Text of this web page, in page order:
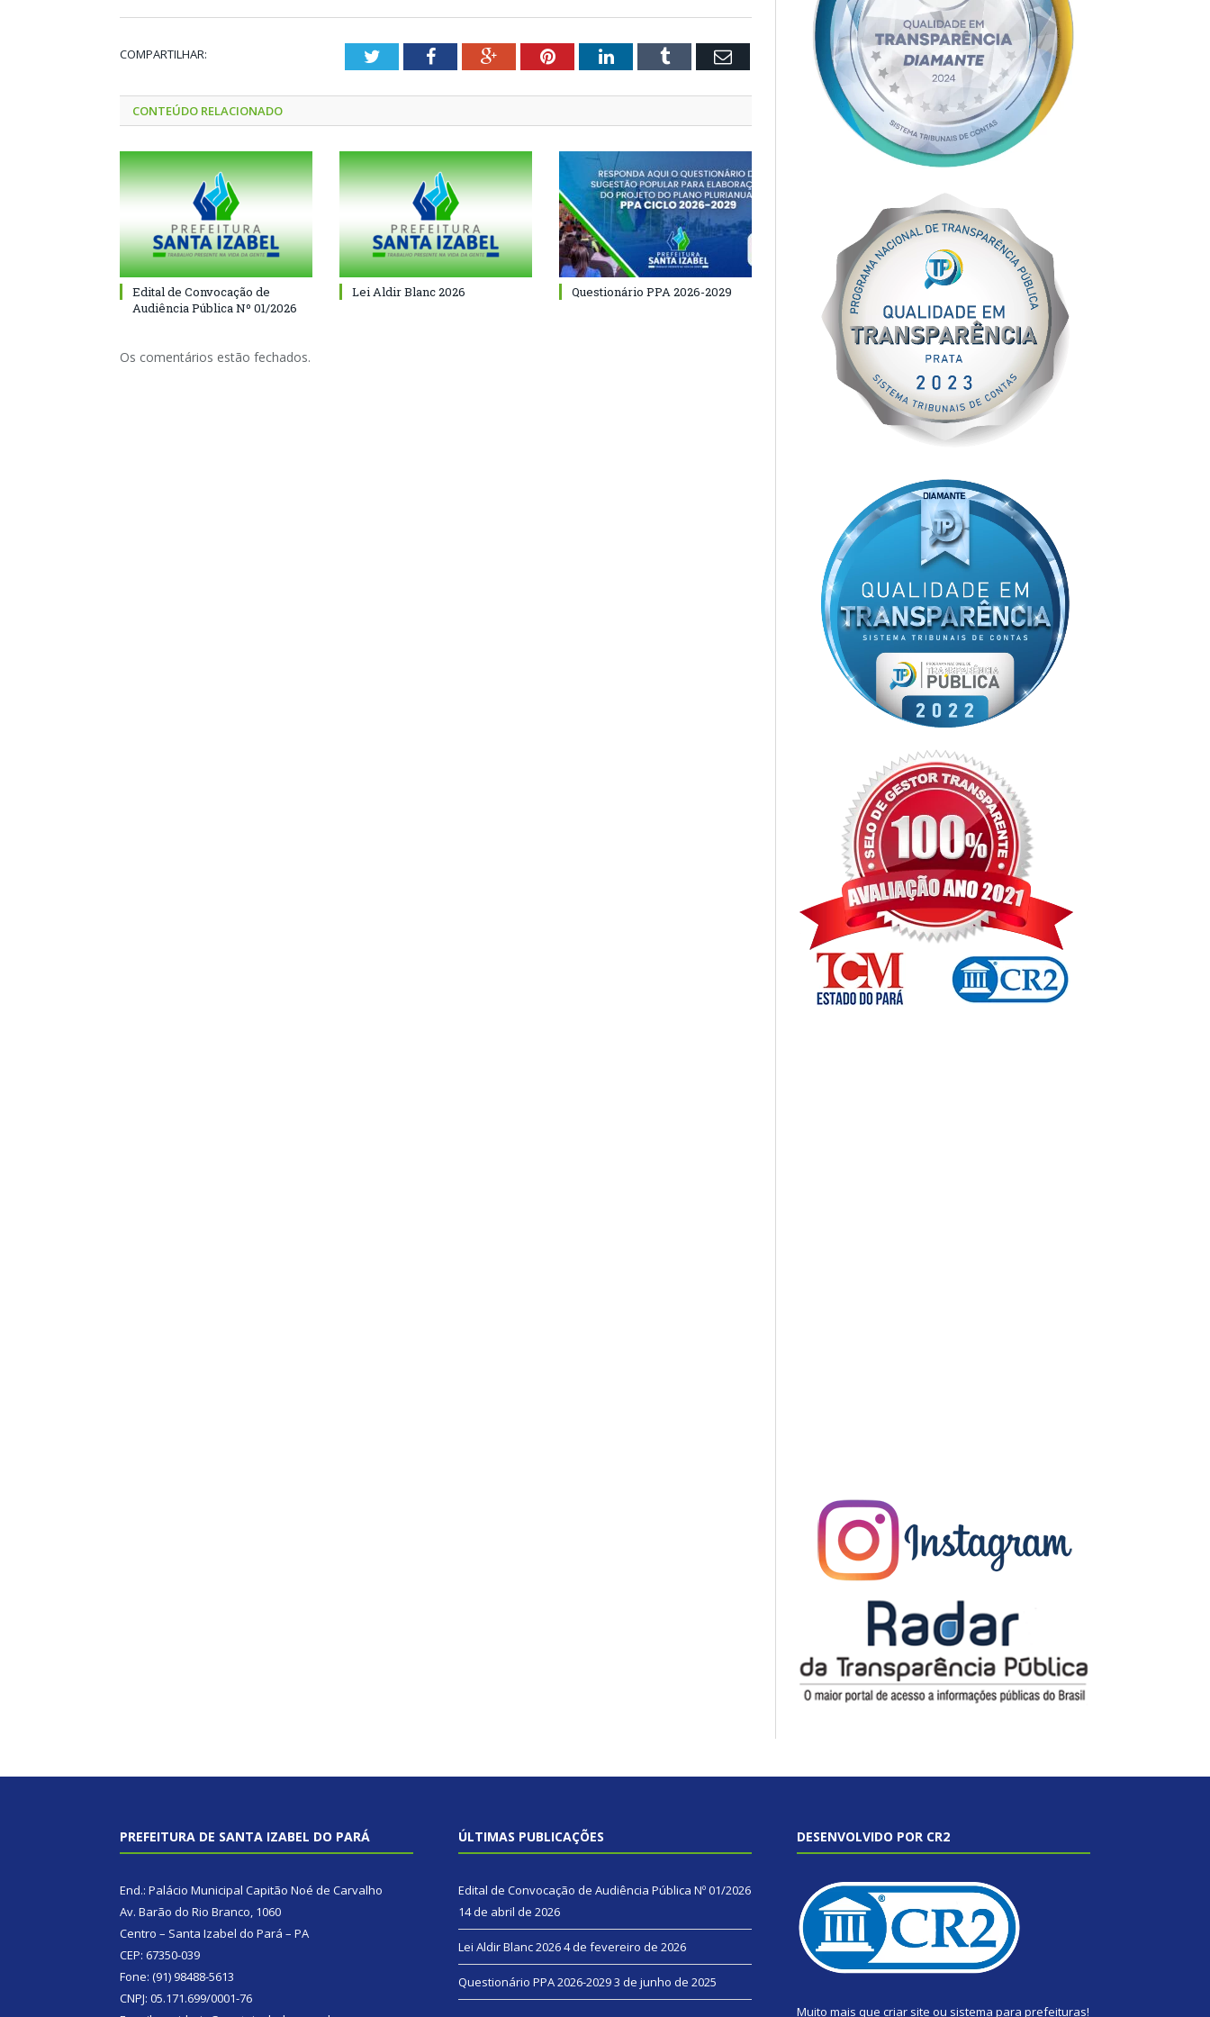
COMPARTILHAR: TwitterFacebookGoogle+PinterestLinkedInTumblr Email
CONTEÚDO RELACIONADO
Edital de Convocação de
Audiência Pública Nº 01/2026
Lei Aldir Blanc 2026 Questionário PPA 2026-2029
Os comentários estão fechados.
PREFEITURA DE SANTA IZABEL DO PARÁ
End.: Palácio Municipal Capitão Noé de Carvalho
Av. Barão do Rio Branco, 1060
Centro – Santa Izabel do Pará – PA
CEP: 67350-039
Fone: (91) 98488-5613
CNPJ: 05.171.699/0001-76
ÚLTIMAS PUBLICAÇÕES
Edital de Convocação de Audiência Pública Nº 01/2026
14 de abril de 2026
Lei Aldir Blanc 20264 de fevereiro de 2026
Questionário PPA 2026-20293 de junho de 2025
DESENVOLVIDO POR CR2
Muito mais que criar site ou sistema para prefeituras!